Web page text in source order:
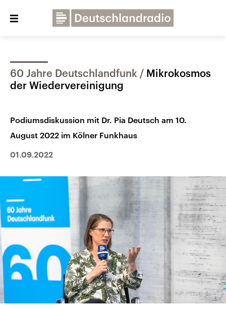
Close
Deutschlandfunk
Deutschlandfunk Kultur
Deutschlandfunk Nova
Über uns Programme Presse
Veranstaltungen
60 Jahre Deutschlandfunk
Mikrokosmos
der Wiedervereinigung
Podiumsdiskussion mit Dr. Pia Deutsch am 10.
August 2022 im Kölner Funkhaus
01.09.2022